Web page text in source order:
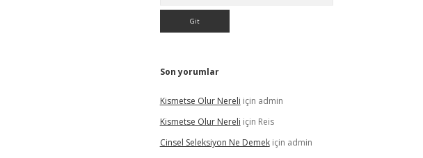
Son yorumlar
Kismetse Olur Nereli için admin
Kismetse Olur Nereli için Reis
Cinsel Seleksiyon Ne Demekiçin admin